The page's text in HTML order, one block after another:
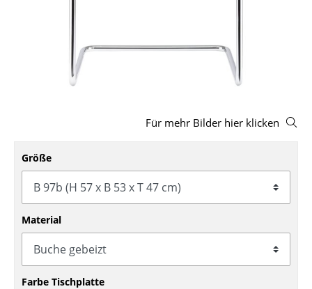
Bänke & Liegen
Sitzsäcke
Schaukelstühle
Bürodrehstühle
Konferenzstühle
Bürosessel
Einzelteile
Für mehr Bilder hier klicken
Größe
Material
Farbe Tischplatte